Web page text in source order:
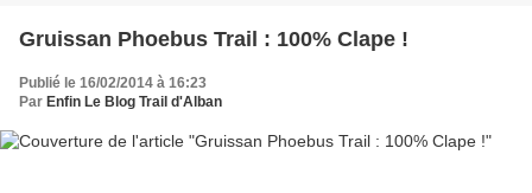
Gruissan Phoebus Trail : 100% Clape !
Publié le 16/02/2014 à 16:23
Par Enfin Le Blog Trail d'Alban